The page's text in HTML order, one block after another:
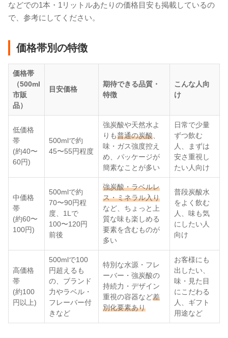
などでの1本・1リットルあたりの価格目安も掲載しているの
で、参考にしてください。
価格帯別の特徴
価格帯
（500ml
市販
品）
目安価格
期待できる品質・
特徴
こんな人向
け
低価格
帯
(約40〜
60円)
500mlで約
45〜55円程度
強炭酸や天然水よ
りも普通の炭酸、
味・ガス強度控え
め、パッケージが
簡素なことが多い
日常で少量
ずつ飲む
人、まずは
安さ重視し
たい人向け
中価格
帯
(約60〜
100円)
500mlで約
70〜90円程
度、1Lで
100〜120円
前後
強炭酸・ラベルレ
ス・ミネラル入り
など、ちょっと上
質な味も楽しめる
要素を含むものが
多い
普段炭酸水
をよく飲む
人、味も気
にしたい人
向け
高価格
帯
(約100
円以上)
500mlで100
円超えるも
の、ブランド
力やラベル・
フレーバー付
きなど
特別な水源・フレ
ーバー・強炭酸の
持続力・デザイン
重視の容器など差
別化要素あり
お客様にも
出したい、
味・見た目
にこだわる
人、ギフト
用途など